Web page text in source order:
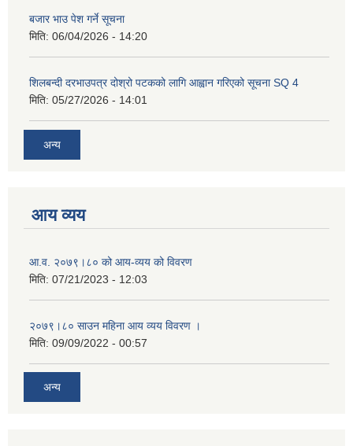
बजार भाउ पेश गर्ने सूचना
मिति: 06/04/2026 - 14:20
शिलबन्दी दरभाउपत्र दोश्रो पटकको लागि आह्वान गरिएको सूचना SQ 4
मिति: 05/27/2026 - 14:01
अन्य
आय व्यय
आ.व. २०७९।८० को आय-व्यय को विवरण
मिति: 07/21/2023 - 12:03
२०७९।८० साउन महिना आय व्यय विवरण ।
मिति: 09/09/2022 - 00:57
अन्य